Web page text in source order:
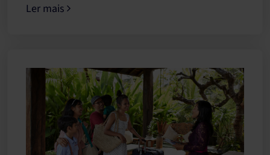
Ler mais